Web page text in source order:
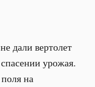
дали вертолет
урожая.
на